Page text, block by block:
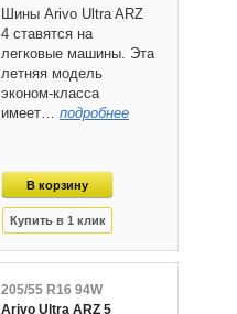
Шины Arivo Ultra ARZ
4 ставятся на
легковые машины. Эта
летняя модель
эконом-класса
имеет… подробнее
205/55 R16 94W
Arivo Ultra ARZ 5